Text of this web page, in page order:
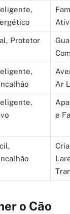
Protetor
Ar
e
o Cão